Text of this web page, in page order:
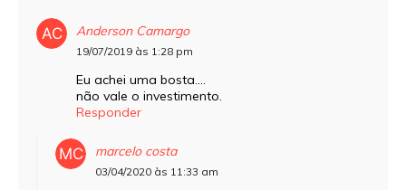
Anderson Camargo
19/07/2019 às 1:28 pm
Eu achei uma bosta….
não vale o investimento.
Responder
marcelo costa
03/04/2020 às 11:33 am